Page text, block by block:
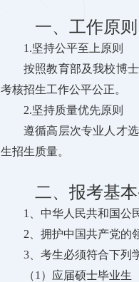
一、工作原则
1.坚持公平至上原则
按照教育部及我校博
考核招生工作公平公正。
2.坚持质量优先原则
遵循高层次专业人才
生招生质量。
二、报考基
1、中华人民共和国公
2、拥护中国共产党的
3、考生必须符合下列
（1）应届硕士毕业生